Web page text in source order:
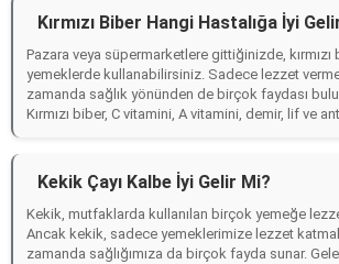
Kırmızı Biber Hangi Hastalığa İyi
Pazara veya süpermarketlere gittiğinizde,
yemeklerde kullanabilirsiniz. Sadece lezzet
zamanda sağlık yönünden de birçok faydası
Kırmızı biber, C vitamini, A vitamini, demir, lif ve
Kekik Çayı Kalbe İyi Gelir Mi?
Kekik, mutfaklarda kullanılan birçok yemeğe
Ancak kekik, sadece yemeklerimize lezzet
zamanda sağlığımıza da birçok fayda sunar.